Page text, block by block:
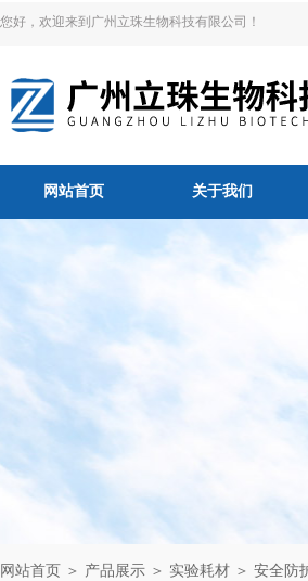
您好，欢迎来到广州立珠生物科技有限公司！
网站首页 关于我们
网站首页 ＞ 产品展示 ＞ 实验耗材 ＞ 安全防